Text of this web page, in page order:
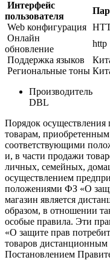
Интерфейс
пользователя
Web конфигурация
Онлайн
обновление
http
Поддержка языков
Региональные тоны
Производитель
DBL
Порядок осуществления
товарам,
соответствующими
и, в части продажи
личных, семейных,
осуществлением
положениями ФЗ «О
магазин является
образом, в отношении
особые правила. Эти
«О защите прав
товаров
Постановлением